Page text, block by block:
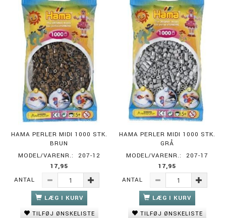
HAMA PERLER MIDI 1000 STK.
BRUN
MODEL/VARENR.:
207-12
17,95
ANTAL
LÆG I KURV
TILFØJ ØNSKELISTE
HAMA PERLER MIDI 1000 STK.
GRÅ
MODEL/VARENR.:
207-17
17,95
ANTAL
LÆG I KURV
TILFØJ ØNSKELISTE